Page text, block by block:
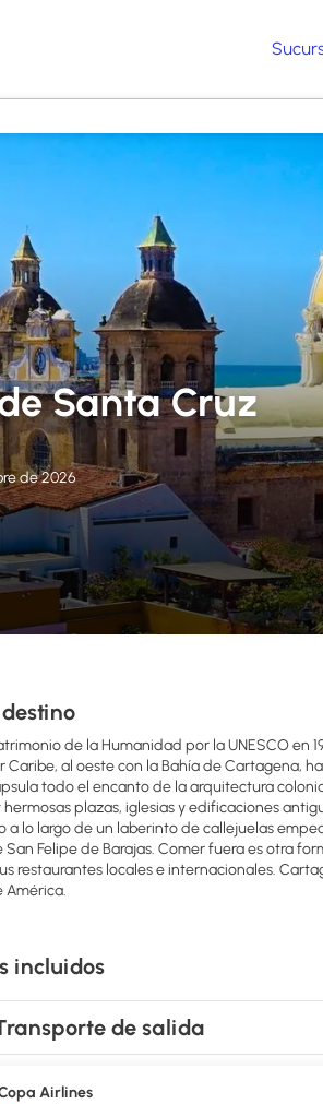
Santa Cruz
de 2026
de la Humanidad por la UNESCO en
Caribe, al oeste con la Bahía de Cartagena,
todo el encanto de la arquitectura
hermosas plazas, iglesias y edificaciones
a lo largo de un laberinto de callejuelas
San Felipe de Barajas. Comer fuera es otra
restaurantes locales e internacionales.
América.
incluidos
de salida
Airlines